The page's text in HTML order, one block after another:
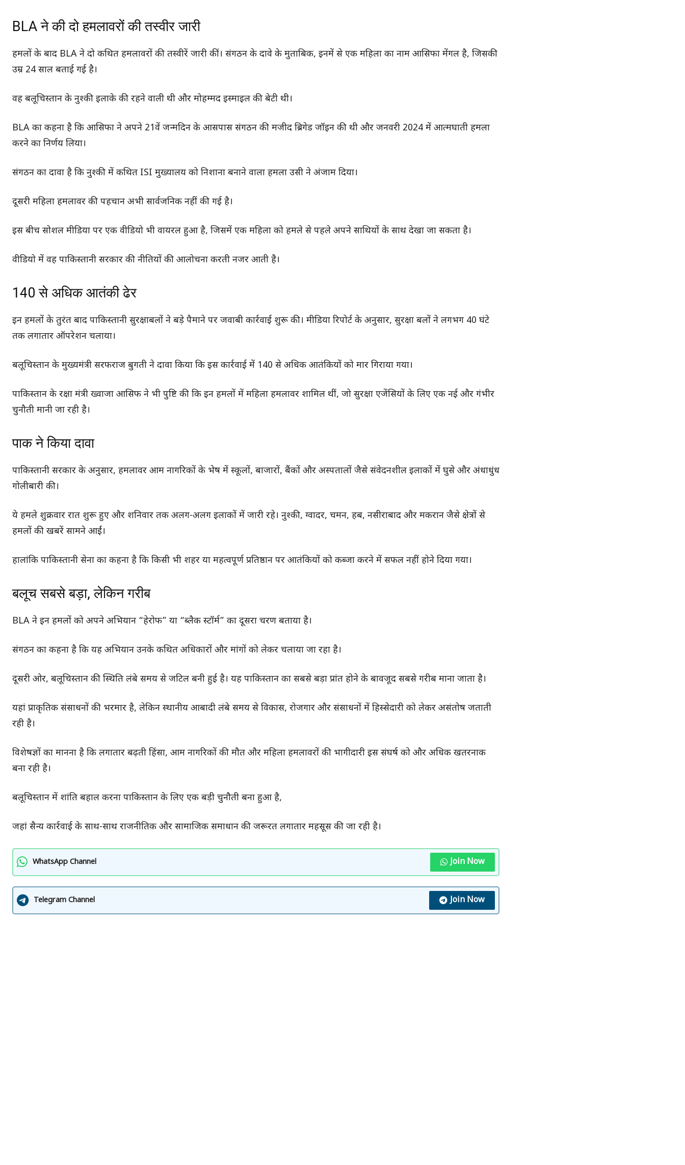
BLA ने की दो हमलावरों की तस्वीर जारी
हमलों के बाद BLA ने दो कथित हमलावरों की तस्वीरें जारी कीं। संगठन के दावे के मुताबिक, इनमें से एक महिला का नाम आसिफा मेंगल है, जिसकी
उम्र 24 साल बताई गई है।
वह बलूचिस्तान के नुश्की इलाके की रहने वाली थी और मोहम्मद इस्माइल की बेटी थी।
BLA का कहना है कि आसिफा ने अपने 21वें जन्मदिन के आसपास संगठन की मजीद ब्रिगेड जॉइन की थी और जनवरी 2024 में आत्मघाती हमला
करने का निर्णय लिया।
संगठन का दावा है कि नुश्की में कथित ISI मुख्यालय को निशाना बनाने वाला हमला उसी ने अंजाम दिया।
दूसरी महिला हमलावर की पहचान अभी सार्वजनिक नहीं की गई है।
इस बीच सोशल मीडिया पर एक वीडियो भी वायरल हुआ है, जिसमें एक महिला को हमले से पहले अपने साथियों के साथ देखा जा सकता है।
वीडियो में वह पाकिस्तानी सरकार की नीतियों की आलोचना करती नजर आती है।
140 से अधिक आतंकी ढेर
इन हमलों के तुरंत बाद पाकिस्तानी सुरक्षाबलों ने बड़े पैमाने पर जवाबी कार्रवाई शुरू की। मीडिया रिपोर्ट के अनुसार, सुरक्षा बलों ने लगभग 40 घंटे
तक लगातार ऑपरेशन चलाया।
बलूचिस्तान के मुख्यमंत्री सरफराज बुगती ने दावा किया कि इस कार्रवाई में 140 से अधिक आतंकियों को मार गिराया गया।
पाकिस्तान के रक्षा मंत्री ख्वाजा आसिफ ने भी पुष्टि की कि इन हमलों में महिला हमलावर शामिल थीं, जो सुरक्षा एजेंसियों के लिए एक नई और गंभीर
चुनौती मानी जा रही है।
पाक ने किया दावा
पाकिस्तानी सरकार के अनुसार, हमलावर आम नागरिकों के भेष में स्कूलों, बाजारों, बैंकों और अस्पतालों जैसे संवेदनशील इलाकों में घुसे और अंधाधुंध
गोलीबारी की।
ये हमले शुक्रवार रात शुरू हुए और शनिवार तक अलग-अलग इलाकों में जारी रहे। नुश्की, ग्वादर, चमन, हब, नसीराबाद और मकरान जैसे क्षेत्रों से
हमलों की खबरें सामने आईं।
हालांकि पाकिस्तानी सेना का कहना है कि किसी भी शहर या महत्वपूर्ण प्रतिष्ठान पर आतंकियों को कब्जा करने में सफल नहीं होने दिया गया।
बलूच सबसे बड़ा, लेकिन गरीब
BLA ने इन हमलों को अपने अभियान “हेरोफ” या “ब्लैक स्टॉर्म” का दूसरा चरण बताया है।
संगठन का कहना है कि यह अभियान उनके कथित अधिकारों और मांगों को लेकर चलाया जा रहा है।
दूसरी ओर, बलूचिस्तान की स्थिति लंबे समय से जटिल बनी हुई है। यह पाकिस्तान का सबसे बड़ा प्रांत होने के बावजूद सबसे गरीब माना जाता है।
यहां प्राकृतिक संसाधनों की भरमार है, लेकिन स्थानीय आबादी लंबे समय से विकास, रोजगार और संसाधनों में हिस्सेदारी को लेकर असंतोष जताती
रही है।
विशेषज्ञों का मानना है कि लगातार बढ़ती हिंसा, आम नागरिकों की मौत और महिला हमलावरों की भागीदारी इस संघर्ष को और अधिक खतरनाक
बना रही है।
बलूचिस्तान में शांति बहाल करना पाकिस्तान के लिए एक बड़ी चुनौती बना हुआ है,
जहां सैन्य कार्रवाई के साथ-साथ राजनीतिक और सामाजिक समाधान की जरूरत लगातार महसूस की जा रही है।
WhatsApp Channel Join Now
Telegram Channel Join Now